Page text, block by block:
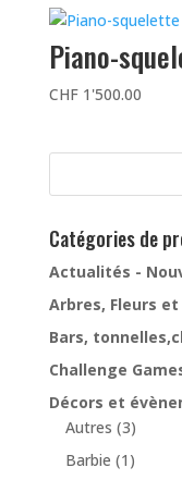
Piano-
CHF1'500.00
Catégories de
Actualités -
Arbres, Fleurs
Bars,
Challenge
Décors et
Autres (3)
Barbie (1)